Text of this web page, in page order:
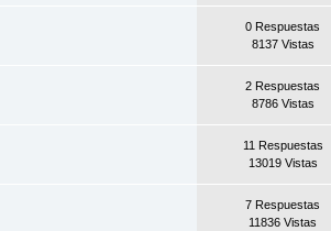
0 Respuestas
8137 Vistas
2 Respuestas
8786 Vistas
11 Respuestas
13019 Vistas
7 Respuestas
11836 Vistas